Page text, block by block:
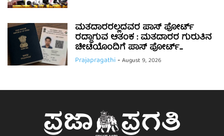
ಮತದಾರರಲ್ಲದವರ ಪಾಸ್ ಪೋರ್ಟ್
ರದ್ದಾಗುವ ಆತಂಕ : ಮತದಾರರ ಗುರುತಿನ
ಚೀಟಿಯೊಂದಿಗೆ ಪಾಸ್ ಪೋರ್ಟ್...
Prajapragathi-August 9, 2026